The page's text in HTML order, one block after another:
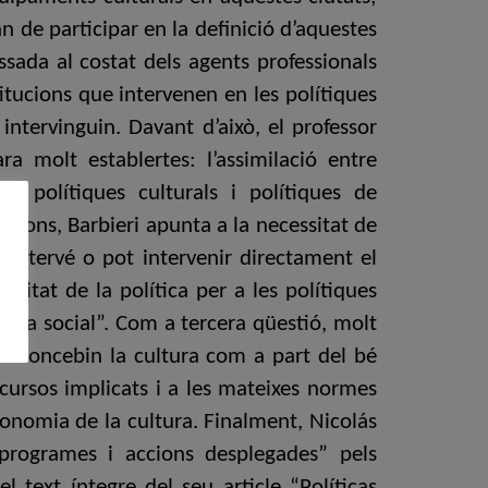
de participar en la definició d’aquestes
al costat dels agents professionals
que intervenen en les polítiques
Davant d’això, el professor
molt establertes: l’assimilació entre
polítiques culturals i polítiques de
Barbieri apunta a la necessitat de
o pot intervenir directament el
de la política per a les polítiques
social”. Com a tercera qüestió, molt
concebin la cultura com a part del bé
implicats i a les mateixes normes
de la cultura. Finalment, Nicolás
i accions desplegades” pels